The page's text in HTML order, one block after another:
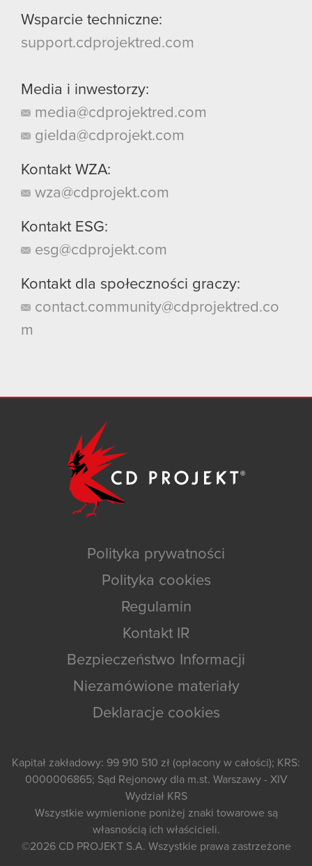
Wsparcie techniczne:
support.cdprojektred.com
Media i inwestorzy:
media@cdprojektred.com
gielda@cdprojekt.com
Kontakt WZA:
wza@cdprojekt.com
Kontakt ESG:
esg@cdprojekt.com
Kontakt dla społeczności graczy:
contact.community@cdprojektred.co
m
Polityka prywatności
Polityka cookies
Regulamin
Kontakt IR
Bezpieczeństwo Informacji
Niezamówione materiały
Deklaracje cookies
Kapitał zakładowy: 99 910 510 zł (opłacony w całości); KRS:
0000006865; Sąd Rejonowy dla m.st. Warszawy - XIV
Wydział KRS
Wszystkie wymienione poniżej znaki towarowe są
własnością ich właścicieli.
©2026 CD PROJEKT S.A. Wszystkie prawa zastrzeżone